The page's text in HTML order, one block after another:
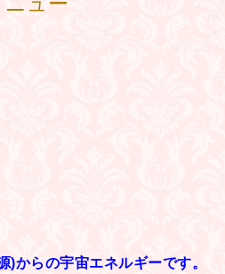
)からの宇宙エネルギーです。